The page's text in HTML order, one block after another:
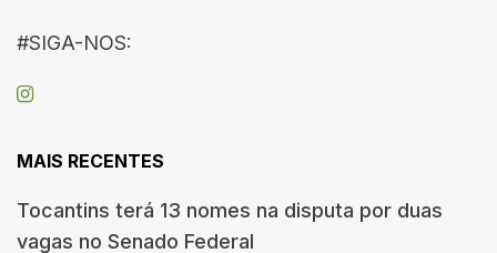
#SIGA-NOS:
MAIS RECENTES
Tocantins terá 13 nomes na disputa por duas
vagas no Senado Federal